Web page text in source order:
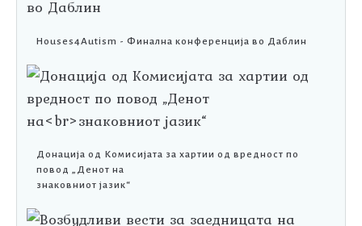
Houses4Autism - Финална конференција во Даблин
Донација од Комисијата за хартии од вредност по
повод „Денот на
знаковниот јазик“